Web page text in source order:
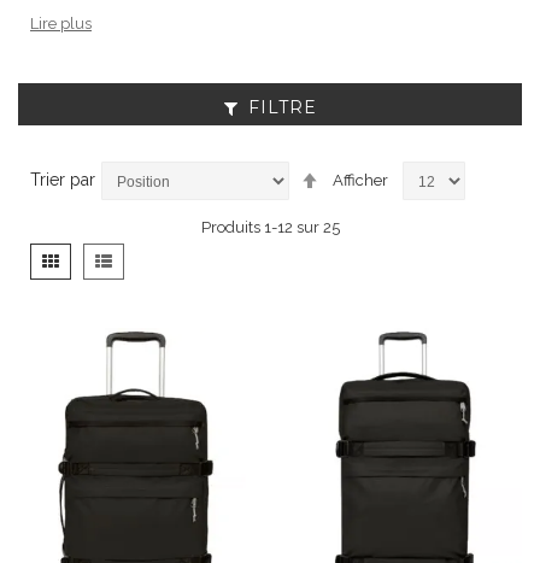
Lire plus
FILTRE
Trier par
Par
Afficher
Produits 1-12 sur 25
Afficher
en
Grille Liste